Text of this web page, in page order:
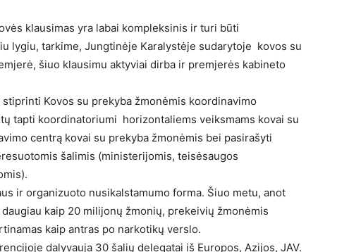
klausimas yra labai kompleksinis ir turi būti
lygiu, tarkime, Jungtinėje Karalystėje sudarytoje kovos su
šiuo klausimu aktyviai dirba ir premjerės kabineto
Kovos su prekyba žmonėmis koordinavimo
tapti koordinatoriumi horizontaliems veiksmams kovai su
centrą kovai su prekyba žmonėmis bei pasirašyti
šalimis (ministerijomis, teisėsaugos
ir organizuoto nusikalstamumo forma. Šiuo metu, anot
kaip 20 milijonų žmonių, prekeivių žmonėmis
kaip antras po narkotikų verslo.
dalyvauja 30 šalių delegatai iš Europos, Azijos, JAV.